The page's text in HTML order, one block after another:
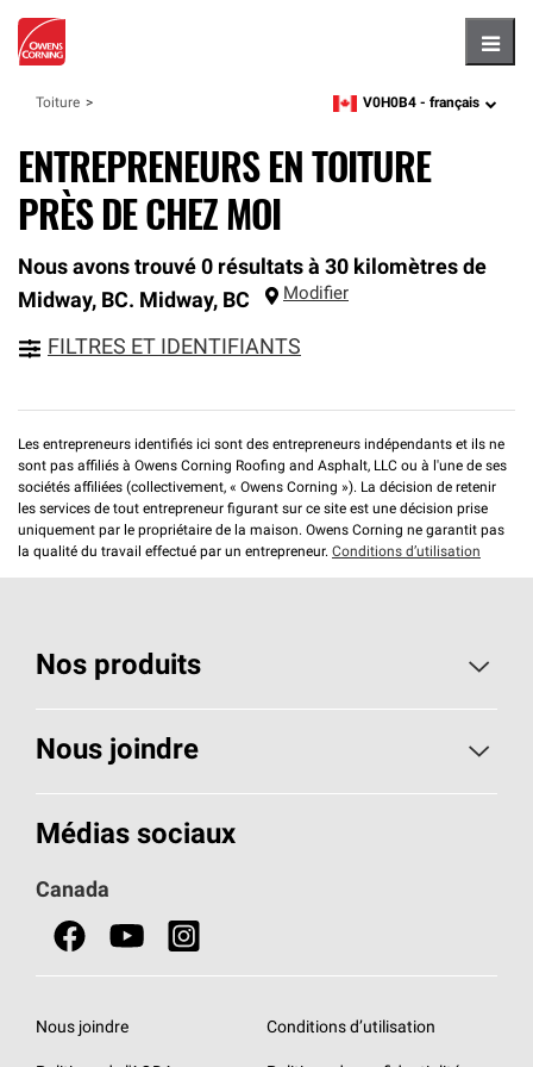
Toiture zipcode,language
V0H0B4 - français
ENTREPRENEURS EN TOITURE
PRÈS DE CHEZ MOI
Nous avons trouvé 0 résultats à 30 kilomètres de
Midway, BC. Midway, BC Modifier
FILTRES ET IDENTIFIANTS
Les entrepreneurs identifiés ici sont des entrepreneurs indépendants et ils ne
sont pas affiliés à Owens Corning Roofing and Asphalt, LLC ou à l'une de ses
sociétés affiliées (collectivement, « Owens Corning »). La décision de retenir
les services de tout entrepreneur figurant sur ce site est une décision prise
uniquement par le propriétaire de la maison. Owens Corning ne garantit pas
la qualité du travail effectué par un entrepreneur. Conditions d’utilisation
Nos produits
Toiture
Isolants pour usage résidentiel
Portes
Nous joindre
Composez le 1 800 438-7465
Médias sociaux
Canada
Nous joindre Conditions d’utilisation